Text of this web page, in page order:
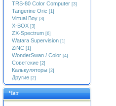
TRS-80 Color Computer [3]
Tangerine Oric [1]
Virtual Boy [3]
X-BOX [3]
ZX-Spectrum [6]
Watara Supervision [1]
ZiNC [1]
WonderSwan / Color [4]
Советские [2]
Калькуляторы [2]
Другие [2]
Чат